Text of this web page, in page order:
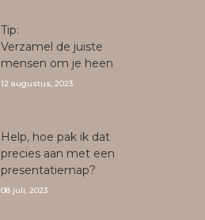
Tip:
Verzamel de juiste
mensen om je heen
12 augustus, 2023
Help, hoe pak ik dat
precies aan met een
presentatiemap?
08 juli, 2023